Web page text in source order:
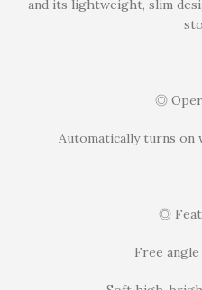
and its lightweight, slim
◎
Automatically turns on
◎
Free